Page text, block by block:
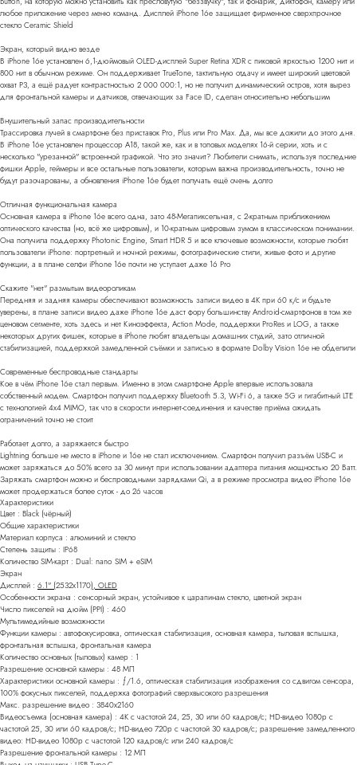
любое приложение через меню команд. Дисплей iPhone 16e защищает фирменное сверхпрочное
стекло Ceramic Shield
Экран, который видно везде
В iPhone 16e установлен 6,1-дюймовый OLED-дисплей Super Retina XDR с пиковой яркостью 1200 нит и
800 нит в обычном режиме. Он поддерживает TrueTone, тактильную отдачу и имеет широкий цветовой
охват P3, а ещё радует контрастностью 2 000 000:1, но не получил динамический остров, хотя вырез
для фронтальной камеры и датчиков, отвечающих за Face ID, сделан относительно небольшим
Внушительный запас производительности
Трассировка лучей в смартфоне без приставок Pro, Plus или Pro Max. Да, мы все дожили до этого дня.
В iPhone 16e установлен процессор A18, такой же, как и в топовых моделях 16-й серии, хоть и с
несколько "урезанной" встроенной графикой. Что это значит? Любители снимать, используя последние
фишки Apple, геймеры и все остальные пользователи, которым важна производительность, точно не
будут разочарованы, а обновления iPhone 16e будет получать ещё очень долго
Отличная функциональная камера
Основная камера в iPhone 16e всего одна, зато 48-Мегапиксельная, с 2-кратным приближением
оптического качества (но, всё же цифровым), и 10-кратным цифровым зумом в классическом понимании.
Она получила поддержку Photonic Engine, Smart HDR 5 и все ключевые возможности, которые любят
пользователи iPhone: портретный и ночной режимы, фотографические стили, живые фото и другие
функции, а в плане селфи iPhone 16e почти не уступает даже 16 Pro
Скажите "нет" размытым видеороликам
Передняя и задняя камеры обеспечивают возможность записи видео в 4K при 60 к/с и будьте
уверены, в плане записи видео даже iPhone 16e даст фору большинству Android-смартфонов в том же
ценовом сегменте, хоть здесь и нет Киноэффекта, Action Mode, поддержки ProRes и LOG, а также
некоторых других фишек, которые в iPhone любят владельцы домашних студий, зато отличной
стабилизацией, поддержкой замедленной съёмки и записью в формате Dolby Vision 16e не обделили
Современные беспроводные стандарты
Кое в чём iPhone 16e стал первым. Именно в этом смартфоне Apple впервые использовала
собственный модем. Смартфон получил поддержку Bluetooth 5.3, Wi-Fi 6, а также 5G и гигабитный LTE
с технологией 4x4 MIMO, так что в скорости интернет-соединения и качестве приёма ожидать
ограничений точно не стоит
Работает долго, а заряжается быстро
Lightning больше не место в iPhone и 16e не стал исключением. Смартфон получил разъём USB-C и
может заряжаться до 50% всего за 30 минут при использовании адаптера питания мощностью 20 Ватт.
Заряжать смартфон можно и беспроводными зарядками Qi, а в режиме просмотра видео iPhone 16e
может продержаться более суток - до 26 часов
Характеристики
Цвет : Black (чёрный)
Общие характеристики
Материал корпуса : алюминий и стекло
Степень защиты : IP68
Количество SIM-карт : Dual: nano SIM + eSIM
Экран
Дисплей : 6.1" (2532x1170), OLED
Особенности экрана : сенсорный экран, устойчивое к царапинам стекло, цветной экран
Число пикселей на дюйм (PPI) : 460
Мультимедийные возможности
Функции камеры : автофокусировка, оптическая стабилизация, основная камера, тыловая вспышка,
фронтальная вспышка, фронтальная камера
Количество основных (тыловых) камер : 1
Разрешение основной камеры : 48 МП
Характеристики основной камеры : ƒ/1.6, оптическая стабилизация изображения со сдвигом сенсора,
100% фокусных пикселей, поддержка фотографий сверхвысокого разрешения
Макс. разрешение видео : 3840x2160
Видеосъемка (основная камера) : 4K с частотой 24, 25, 30 или 60 кадров/ с; HD-видео 1080p с
частотой 25, 30 или 60 кадров/ с; HD-видео 720p с частотой 30 кадров/ с; разрешение замедленного
видео: HD-видео 1080р c частотой 120 кадров/ с или 240 кадров/ с
Разрешение фронтальной камеры : 12 МП